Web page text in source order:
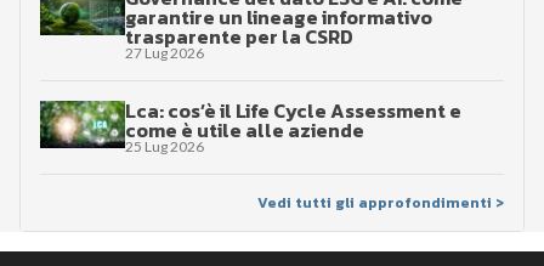
garantire un lineage informativo
trasparente per la CSRD
27 Lug 2026
Lca: cos’è il Life Cycle Assessment e
come è utile alle aziende
25 Lug 2026
Vedi tutti gli approfondimenti >